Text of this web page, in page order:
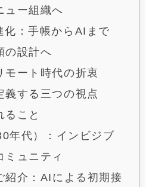
ュー組織へ
化：手帳からAIまで
の設計へ
モート時代の折衷
義する三つの視点
ること
年代）：インビジブ
ミュニティ
紹介：AIによる初期接